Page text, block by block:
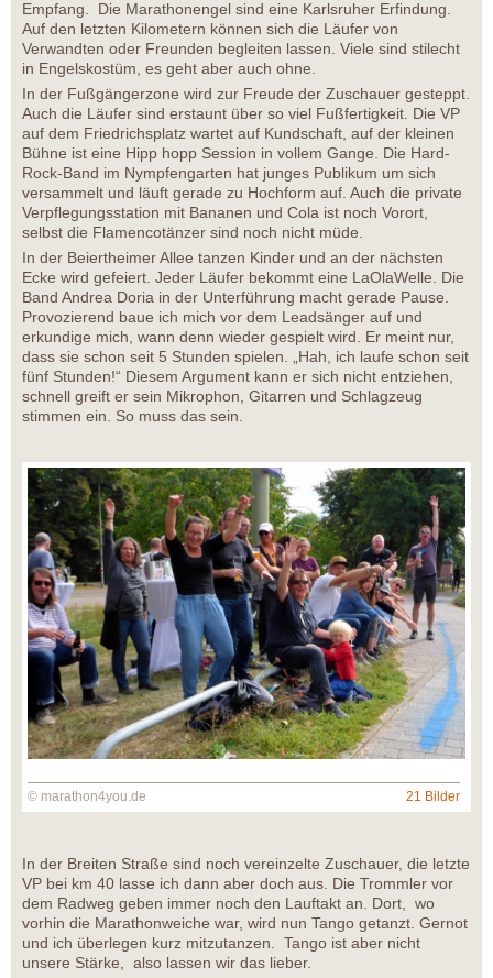
Empfang. Die Marathonengel sind eine Karlsruher Erfindung.
Auf den letzten Kilometern können sich die Läufer von
Verwandten oder Freunden begleiten lassen. Viele sind stilecht
in Engelskostüm, es geht aber auch ohne.
In der Fußgängerzone wird zur Freude der Zuschauer gesteppt.
Auch die Läufer sind erstaunt über so viel Fußfertigkeit. Die VP
auf dem Friedrichsplatz wartet auf Kundschaft, auf der kleinen
Bühne ist eine Hipp hopp Session in vollem Gange. Die Hard-
Rock-Band im Nympfengarten hat junges Publikum um sich
versammelt und läuft gerade zu Hochform auf. Auch die private
Verpflegungsstation mit Bananen und Cola ist noch Vorort,
selbst die Flamencotänzer sind noch nicht müde.
In der Beiertheimer Allee tanzen Kinder und an der nächsten
Ecke wird gefeiert. Jeder Läufer bekommt eine LaOlaWelle. Die
Band Andrea Doria in der Unterführung macht gerade Pause.
Provozierend baue ich mich vor dem Leadsänger auf und
erkundige mich, wann denn wieder gespielt wird. Er meint nur,
dass sie schon seit 5 Stunden spielen. „Hah, ich laufe schon seit
fünf Stunden!“ Diesem Argument kann er sich nicht entziehen,
schnell greift er sein Mikrophon, Gitarren und Schlagzeug
stimmen ein. So muss das sein.
© marathon4you.de 21 Bilder
In der Breiten Straße sind noch vereinzelte Zuschauer, die letzte
VP bei km 40 lasse ich dann aber doch aus. Die Trommler vor
dem Radweg geben immer noch den Lauftakt an. Dort, wo
vorhin die Marathonweiche war, wird nun Tango getanzt. Gernot
und ich überlegen kurz mitzutanzen. Tango ist aber nicht
unsere Stärke, also lassen wir das lieber.